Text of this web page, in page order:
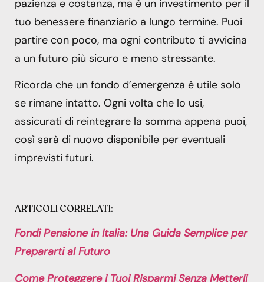
pazienza e costanza, ma è un investimento per il
tuo benessere finanziario a lungo termine. Puoi
partire con poco, ma ogni contributo ti avvicina
a un futuro più sicuro e meno stressante.
Ricorda che un fondo d’emergenza è utile solo
se rimane intatto. Ogni volta che lo usi,
assicurati di reintegrare la somma appena puoi,
così sarà di nuovo disponibile per eventuali
imprevisti futuri.
ARTICOLI CORRELATI:
Fondi Pensione in Italia: Una Guida Semplice per
Prepararti al Futuro
Come Proteggere i Tuoi Risparmi Senza Metterli